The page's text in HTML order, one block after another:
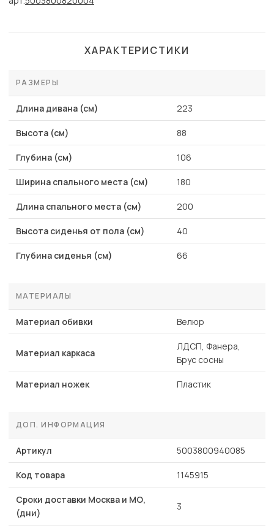
ХАРАКТЕРИСТИКИ
РАЗМЕРЫ
Длина дивана (см) 223
Высота (см) 88
Глубина (см) 106
Ширина спального места (см) 180
Длина спального места (см) 200
Высота сиденья от пола (см) 40
Глубина сиденья (см) 66
МАТЕРИАЛЫ
Материал обивки Велюр
Материал каркаса
ЛДСП, Фанера,
Брус сосны
Материал ножек Пластик
ДОП. ИНФОРМАЦИЯ
Артикул 5003800940085
Код товара 1145915
Сроки доставки Москва и МО,
(дни)
3